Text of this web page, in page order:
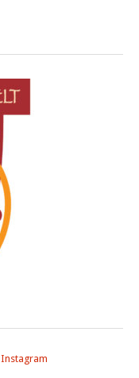
Instagram